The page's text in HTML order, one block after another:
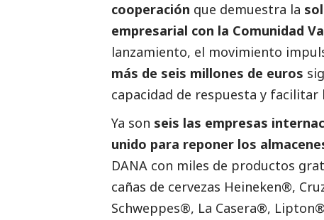
cooperación que demuestra la
empresarial con la Comunidad
lanzamiento, el movimiento
más de seis millones de euros
capacidad de respuesta y
Ya son seis las empresas
unido para reponer los
DANA con miles de productos
cañas de cervezas Heineken®,
Schweppes®, La Casera®,